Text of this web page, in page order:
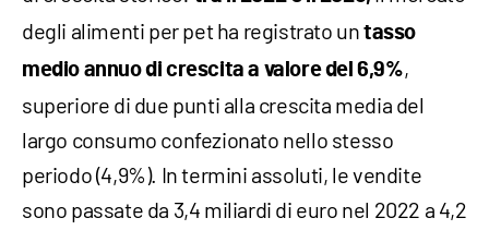
degli alimenti per pet ha registrato untasso
medio annuo di crescita a valore del 6,9%,
superiore di due punti alla crescita media del
largo consumo confezionato nello stesso
periodo (4,9%). In termini assoluti, le vendite
sono passate da 3,4 miliardi di euro nel 2022 a 4,2